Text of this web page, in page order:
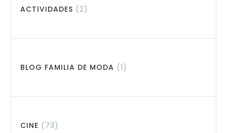
ACTIVIDADES (2)
BLOG FAMILIA DE MODA (1)
CINE (73)